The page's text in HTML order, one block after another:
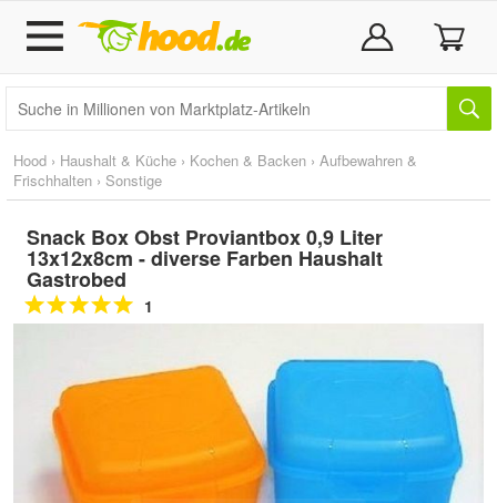
Hood › Haushalt & Küche › Kochen & Backen › Aufbewahren &
Frischhalten › Sonstige
Snack Box Obst Proviantbox 0,9 Liter
13x12x8cm - diverse Farben Haushalt
Gastrobed
1